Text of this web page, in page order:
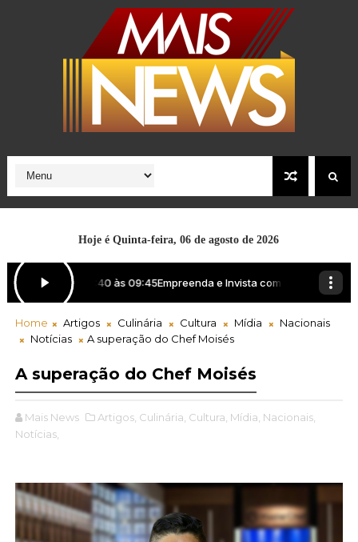
Hoje éQuinta-feira, 06 de agosto de 2026
Home Artigos Culinária Cultura Mídia
Nacionais
Notícias
A superação do Chef Moisés
A superação do Chef Moisés
Mais News Artigos, Culinária, Cultura, Mídia, Nacionais,
Notícias,